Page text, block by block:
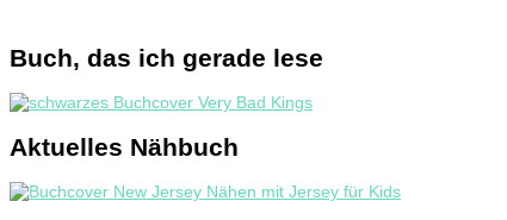
Buch, das ich gerade lese
Aktuelles Nähbuch